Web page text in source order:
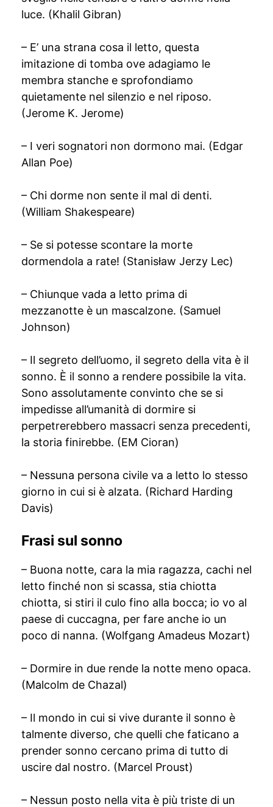
luce. (Khalil Gibran)
– E’ una strana cosa il letto, questa
imitazione di tomba ove adagiamo le
membra stanche e sprofondiamo
quietamente nel silenzio e nel riposo.
(Jerome K. Jerome)
– I veri sognatori non dormono mai. (Edgar
Allan Poe)
– Chi dorme non sente il mal di denti.
(William Shakespeare)
– Se si potesse scontare la morte
dormendola a rate! (Stanisław Jerzy Lec)
– Chiunque vada a letto prima di
mezzanotte è un mascalzone. (Samuel
Johnson)
– Il segreto dell’uomo, il segreto della vita è il
sonno. È il sonno a rendere possibile la vita.
Sono assolutamente convinto che se si
impedisse all’umanità di dormire si
perpetrerebbero massacri senza precedenti,
la storia finirebbe. (EM Cioran)
– Nessuna persona civile va a letto lo stesso
giorno in cui si è alzata. (Richard Harding
Davis)
Frasi sul sonno
– Buona notte, cara la mia ragazza, cachi nel
letto finché non si scassa, stia chiotta
chiotta, si stiri il culo fino alla bocca; io vo al
paese di cuccagna, per fare anche io un
poco di nanna. (Wolfgang Amadeus Mozart)
– Dormire in due rende la notte meno opaca.
(Malcolm de Chazal)
– Il mondo in cui si vive durante il sonno è
talmente diverso, che quelli che faticano a
prender sonno cercano prima di tutto di
uscire dal nostro. (Marcel Proust)
– Nessun posto nella vita è più triste di un